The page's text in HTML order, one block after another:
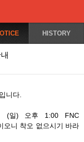
HISTORY
니다.
(일) 오후 1:00 FNC
오니 착오 없으시기 바라